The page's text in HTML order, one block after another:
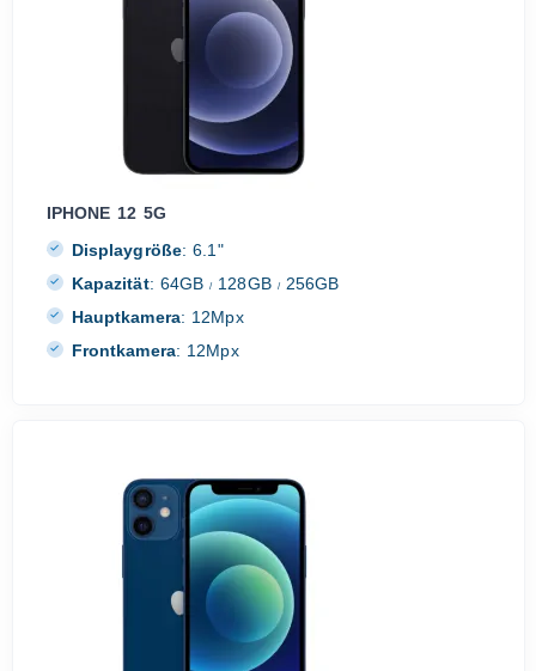
IPHONE 12 5G
Displaygröße: 6.1"
Kapazität: 64GB/ 128GB /256GB
Hauptkamera: 12Mpx
Frontkamera: 12Mpx